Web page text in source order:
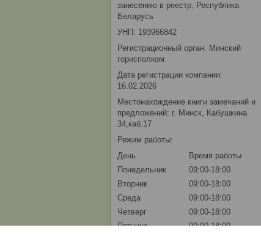
занесению в реестр, Республика
Беларусь
УНП: 193966842
Регистрационный орган: Минский
горисполком
Дата регистрации компании:
16.02.2026
Местонахождение книги замечаний и
предложений: г. Минск, Кабушкина
34,каб.17
Режим работы:
День
Время работы
Понедельник
09:00-18:00
Вторник
09:00-18:00
Среда
09:00-18:00
Четверг
09:00-18:00
Пятница
09:00-18:00